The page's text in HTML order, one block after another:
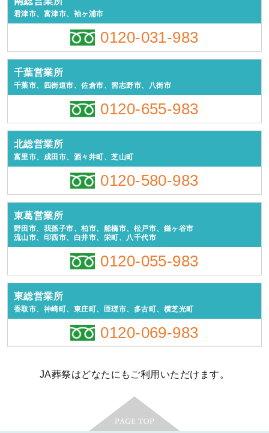
君津市、富津市、袖ヶ浦市
0120-031-983
千葉営業所
千葉市、四街道市、佐倉市、習志野市、八街市
0120-655-983
北総営業所
富里市、成田市、酒々井町、芝山町
0120-580-983
東葛営業所
野田市、我孫子市、柏市、船橋市、松戸市、鎌ヶ谷市
流山市、印西市、白井市、栄町、八千代市
0120-055-983
東総営業所
香取市、神崎町、東庄町、匝瑳市、多古町、横芝光町
0120-069-983
JA葬祭はどなたにもご利用いただけます。